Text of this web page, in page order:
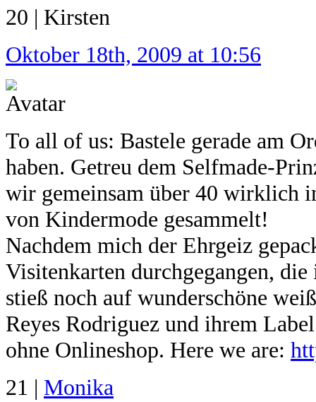
20 | Kirsten
Oktober 18th, 2009 at 10:56
To all of us: Bastele gerade am
haben. Getreu dem Selfmade-
wir gemeinsam über 40 wirklich
von Kindermode gesammelt!
Nachdem mich der Ehrgeiz
Visitenkarten durchgegangen,
stieß noch auf wunderschöne
Reyes Rodriguez und ihrem
ohne Onlineshop. Here we are:
21 | Monika